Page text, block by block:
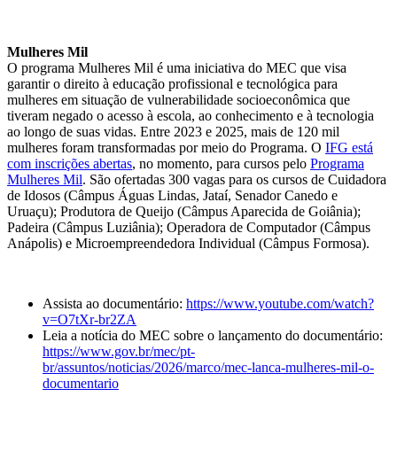
Mulheres Mil
O programa Mulheres Mil é uma iniciativa do MEC que visa
garantir o direito à educação profissional e tecnológica para
mulheres em situação de vulnerabilidade socioeconômica que
tiveram negado o acesso à escola, ao conhecimento e à tecnologia
ao longo de suas vidas. Entre 2023 e 2025, mais de 120 mil
mulheres foram transformadas por meio do Programa. O IFG está
com inscrições abertas, no momento, para cursos pelo Programa
Mulheres Mil. São ofertadas 300 vagas para os cursos de Cuidadora
de Idosos (Câmpus Águas Lindas, Jataí, Senador Canedo e
Uruaçu); Produtora de Queijo (Câmpus Aparecida de Goiânia);
Padeira (Câmpus Luziânia); Operadora de Computador (Câmpus
Anápolis) e Microempreendedora Individual (Câmpus Formosa).
Assista ao documentário: https://www.youtube.com/watch?
v=O7tXr-br2ZA
Leia a notícia do MEC sobre o lançamento do documentário:
https://www.gov.br/mec/pt-
br/assuntos/noticias/2026/marco/mec-lanca-mulheres-mil-o-
documentario